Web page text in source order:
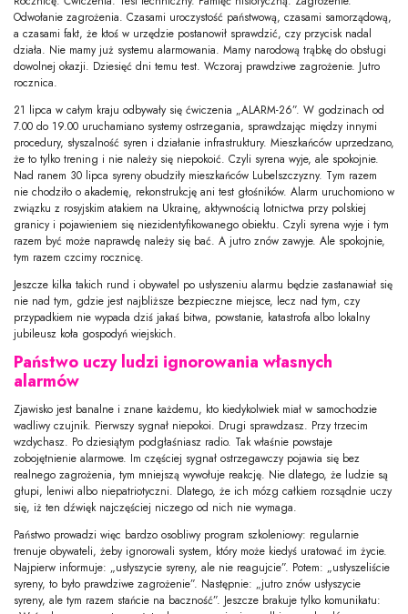
Odwołanie zagrożenia. Czasami uroczystość państwową, czasami samorządową,
a czasami fakt, że ktoś w urzędzie postanowił sprawdzić, czy przycisk nadal
działa. Nie mamy już systemu alarmowania. Mamy narodową trąbkę do obsługi
dowolnej okazji. Dziesięć dni temu test. Wczoraj prawdziwe zagrożenie. Jutro
rocznica.
21 lipca w całym kraju odbywały się ćwiczenia „ALARM-26”. W godzinach od
7.00 do 19.00 uruchamiano systemy ostrzegania, sprawdzając między innymi
procedury, słyszalność syren i działanie infrastruktury. Mieszkańców uprzedzano,
że to tylko trening i nie należy się niepokoić. Czyli syrena wyje, ale spokojnie.
Nad ranem 30 lipca syreny obudziły mieszkańców Lubelszczyzny. Tym razem
nie chodziło o akademię, rekonstrukcję ani test głośników. Alarm uruchomiono w
związku z rosyjskim atakiem na Ukrainę, aktywnością lotnictwa przy polskiej
granicy i pojawieniem się niezidentyfikowanego obiektu. Czyli syrena wyje i tym
razem być może naprawdę należy się bać. A jutro znów zawyje. Ale spokojnie,
tym razem czcimy rocznicę.
Jeszcze kilka takich rund i obywatel po usłyszeniu alarmu będzie zastanawiał się
nie nad tym, gdzie jest najbliższe bezpieczne miejsce, lecz nad tym, czy
przypadkiem nie wypada dziś jakaś bitwa, powstanie, katastrofa albo lokalny
jubileusz koła gospodyń wiejskich.
Państwo uczy ludzi ignorowania własnych
alarmów
Zjawisko jest banalne i znane każdemu, kto kiedykolwiek miał w samochodzie
wadliwy czujnik. Pierwszy sygnał niepokoi. Drugi sprawdzasz. Przy trzecim
wzdychasz. Po dziesiątym podgłaśniasz radio. Tak właśnie powstaje
zobojętnienie alarmowe. Im częściej sygnał ostrzegawczy pojawia się bez
realnego zagrożenia, tym mniejszą wywołuje reakcję. Nie dlatego, że ludzie są
głupi, leniwi albo niepatriotyczni. Dlatego, że ich mózg całkiem rozsądnie uczy
się, iż ten dźwięk najczęściej niczego od nich nie wymaga.
Państwo prowadzi więc bardzo osobliwy program szkoleniowy: regularnie
trenuje obywateli, żeby ignorowali system, który może kiedyś uratować im życie.
Najpierw informuje: „usłyszycie syreny, ale nie reagujcie”. Potem: „usłyszeliście
syreny, to było prawdziwe zagrożenie”. Następnie: „jutro znów usłyszycie
syreny, ale tym razem stańcie na baczność”. Jeszcze brakuje tylko komunikatu: